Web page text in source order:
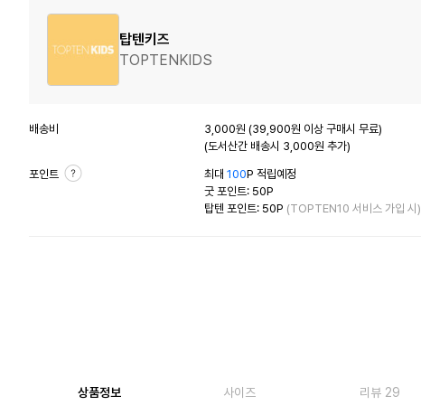
탑텐키즈
TOPTENKIDS
배송비
3,000원 (39,900원 이상 구매시 무료)
(도서산간 배송시 3,000원 추가)
포인트 최대 100P 적립예정
굿 포인트: 50P
탑텐 포인트: 50P (TOPTEN10 서비스 가입 시)
상품정보 사이즈 리뷰 29